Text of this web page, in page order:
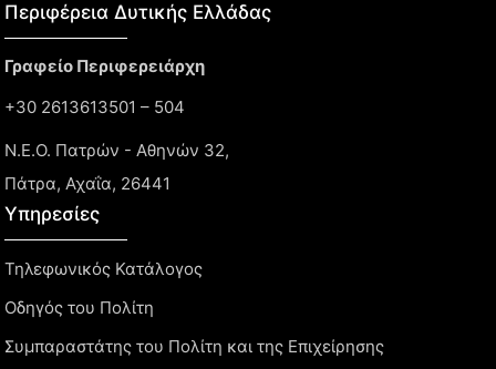
Περιφέρεια Δυτικής Ελλάδας​
Γραφείο Περιφερειάρχη
+30 2613613501 – 504
Ν.Ε.Ο. Πατρών - Αθηνών 32,
Πάτρα, Αχαΐα, 26441
Υπηρεσίες
Τηλεφωνικός Κατάλογος
Οδηγός του Πολίτη
Συμπαραστάτης του Πολίτη και της Επιχείρησης